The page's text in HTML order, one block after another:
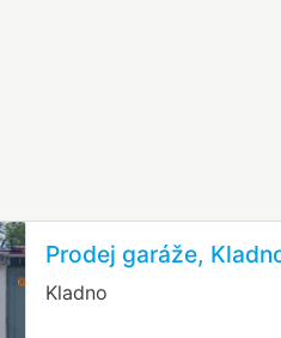
Prodej garáže,
Kladno